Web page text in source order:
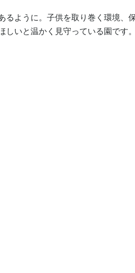
ように。子供を取り巻く環境、
いと温かく見守っている園です。